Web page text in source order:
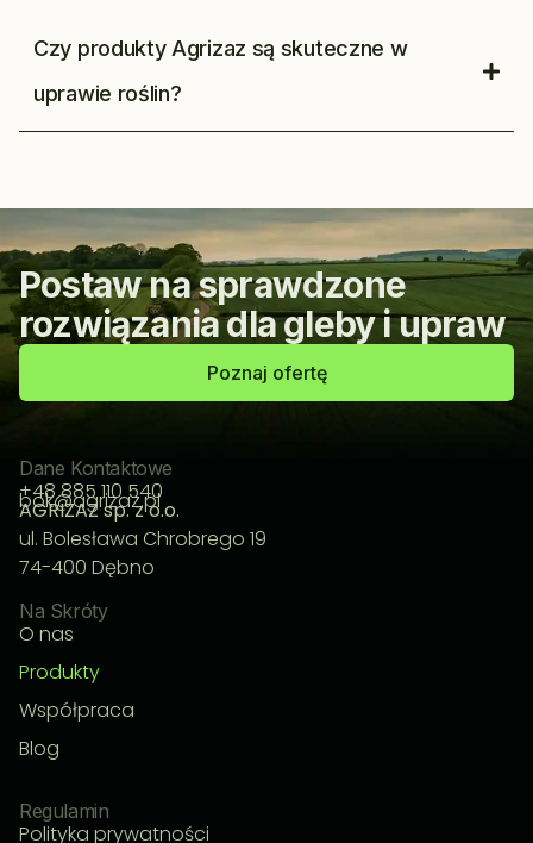
Czy produkty Agrizaz są skuteczne w
uprawie roślin?
Postaw na sprawdzone
rozwiązania dla gleby i upraw
Poznaj ofertę
Na Skróty
O nas
Produkty
Współpraca
Blog
Regulamin
Polityka prywatności
Dane Kontaktowe
+48 885 110 540
bok@agrizaz.pl
AGRIZAZ sp. z o.o.
ul. Bolesława Chrobrego 19
74-400 Dębno